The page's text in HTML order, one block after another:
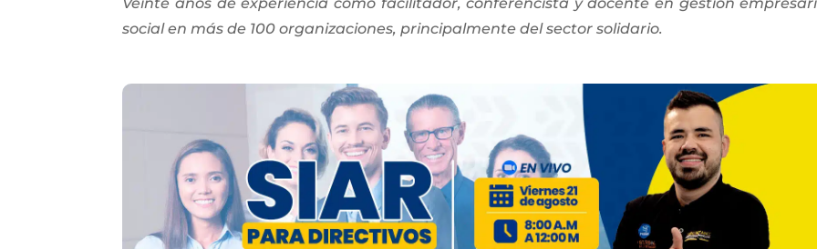
social en más de 100 organizaciones, principalmente del sector solidario.